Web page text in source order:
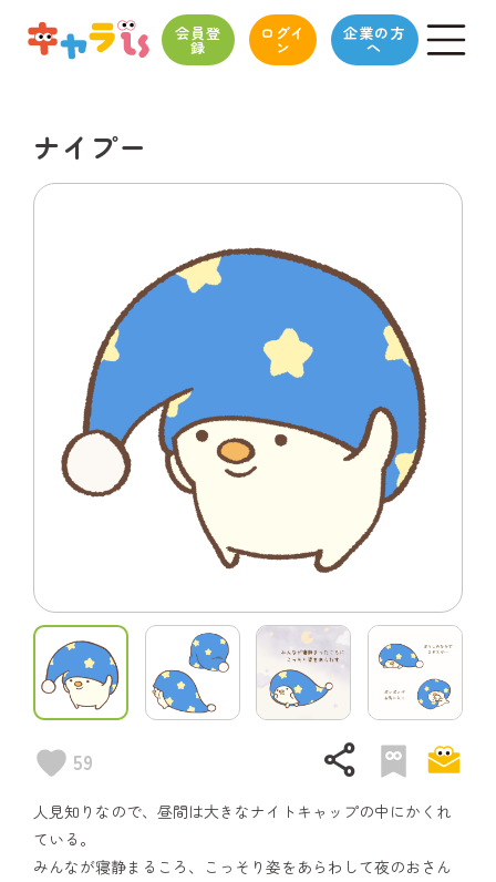
会員登
録
ログイ
ン
企業の方
へ
ナイプー
59 share
人見知りなので、昼間は大きなナイトキャップの中にかくれ
ている。
みんなが寝静まるころ、こっそり姿をあらわして夜のおさん